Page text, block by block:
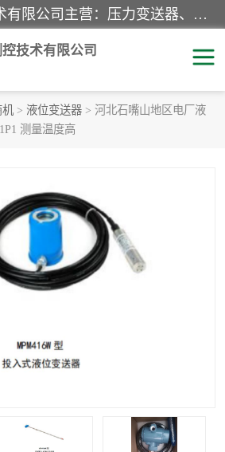
河南新瑞普测控技术有限公司主营：压力变送器、液位变送器、差压变送器、雷达料位计、电容物位计、温度显示控制仪表、电量变送器、流量计、工业自动化系统成套设备。
技术有限公司
机 > 液位变送器 > 河北石嘴山地区电厂液
测量温度高
CS系列变送器
雷达料位计
器 罐旁显示仪
电量变送器